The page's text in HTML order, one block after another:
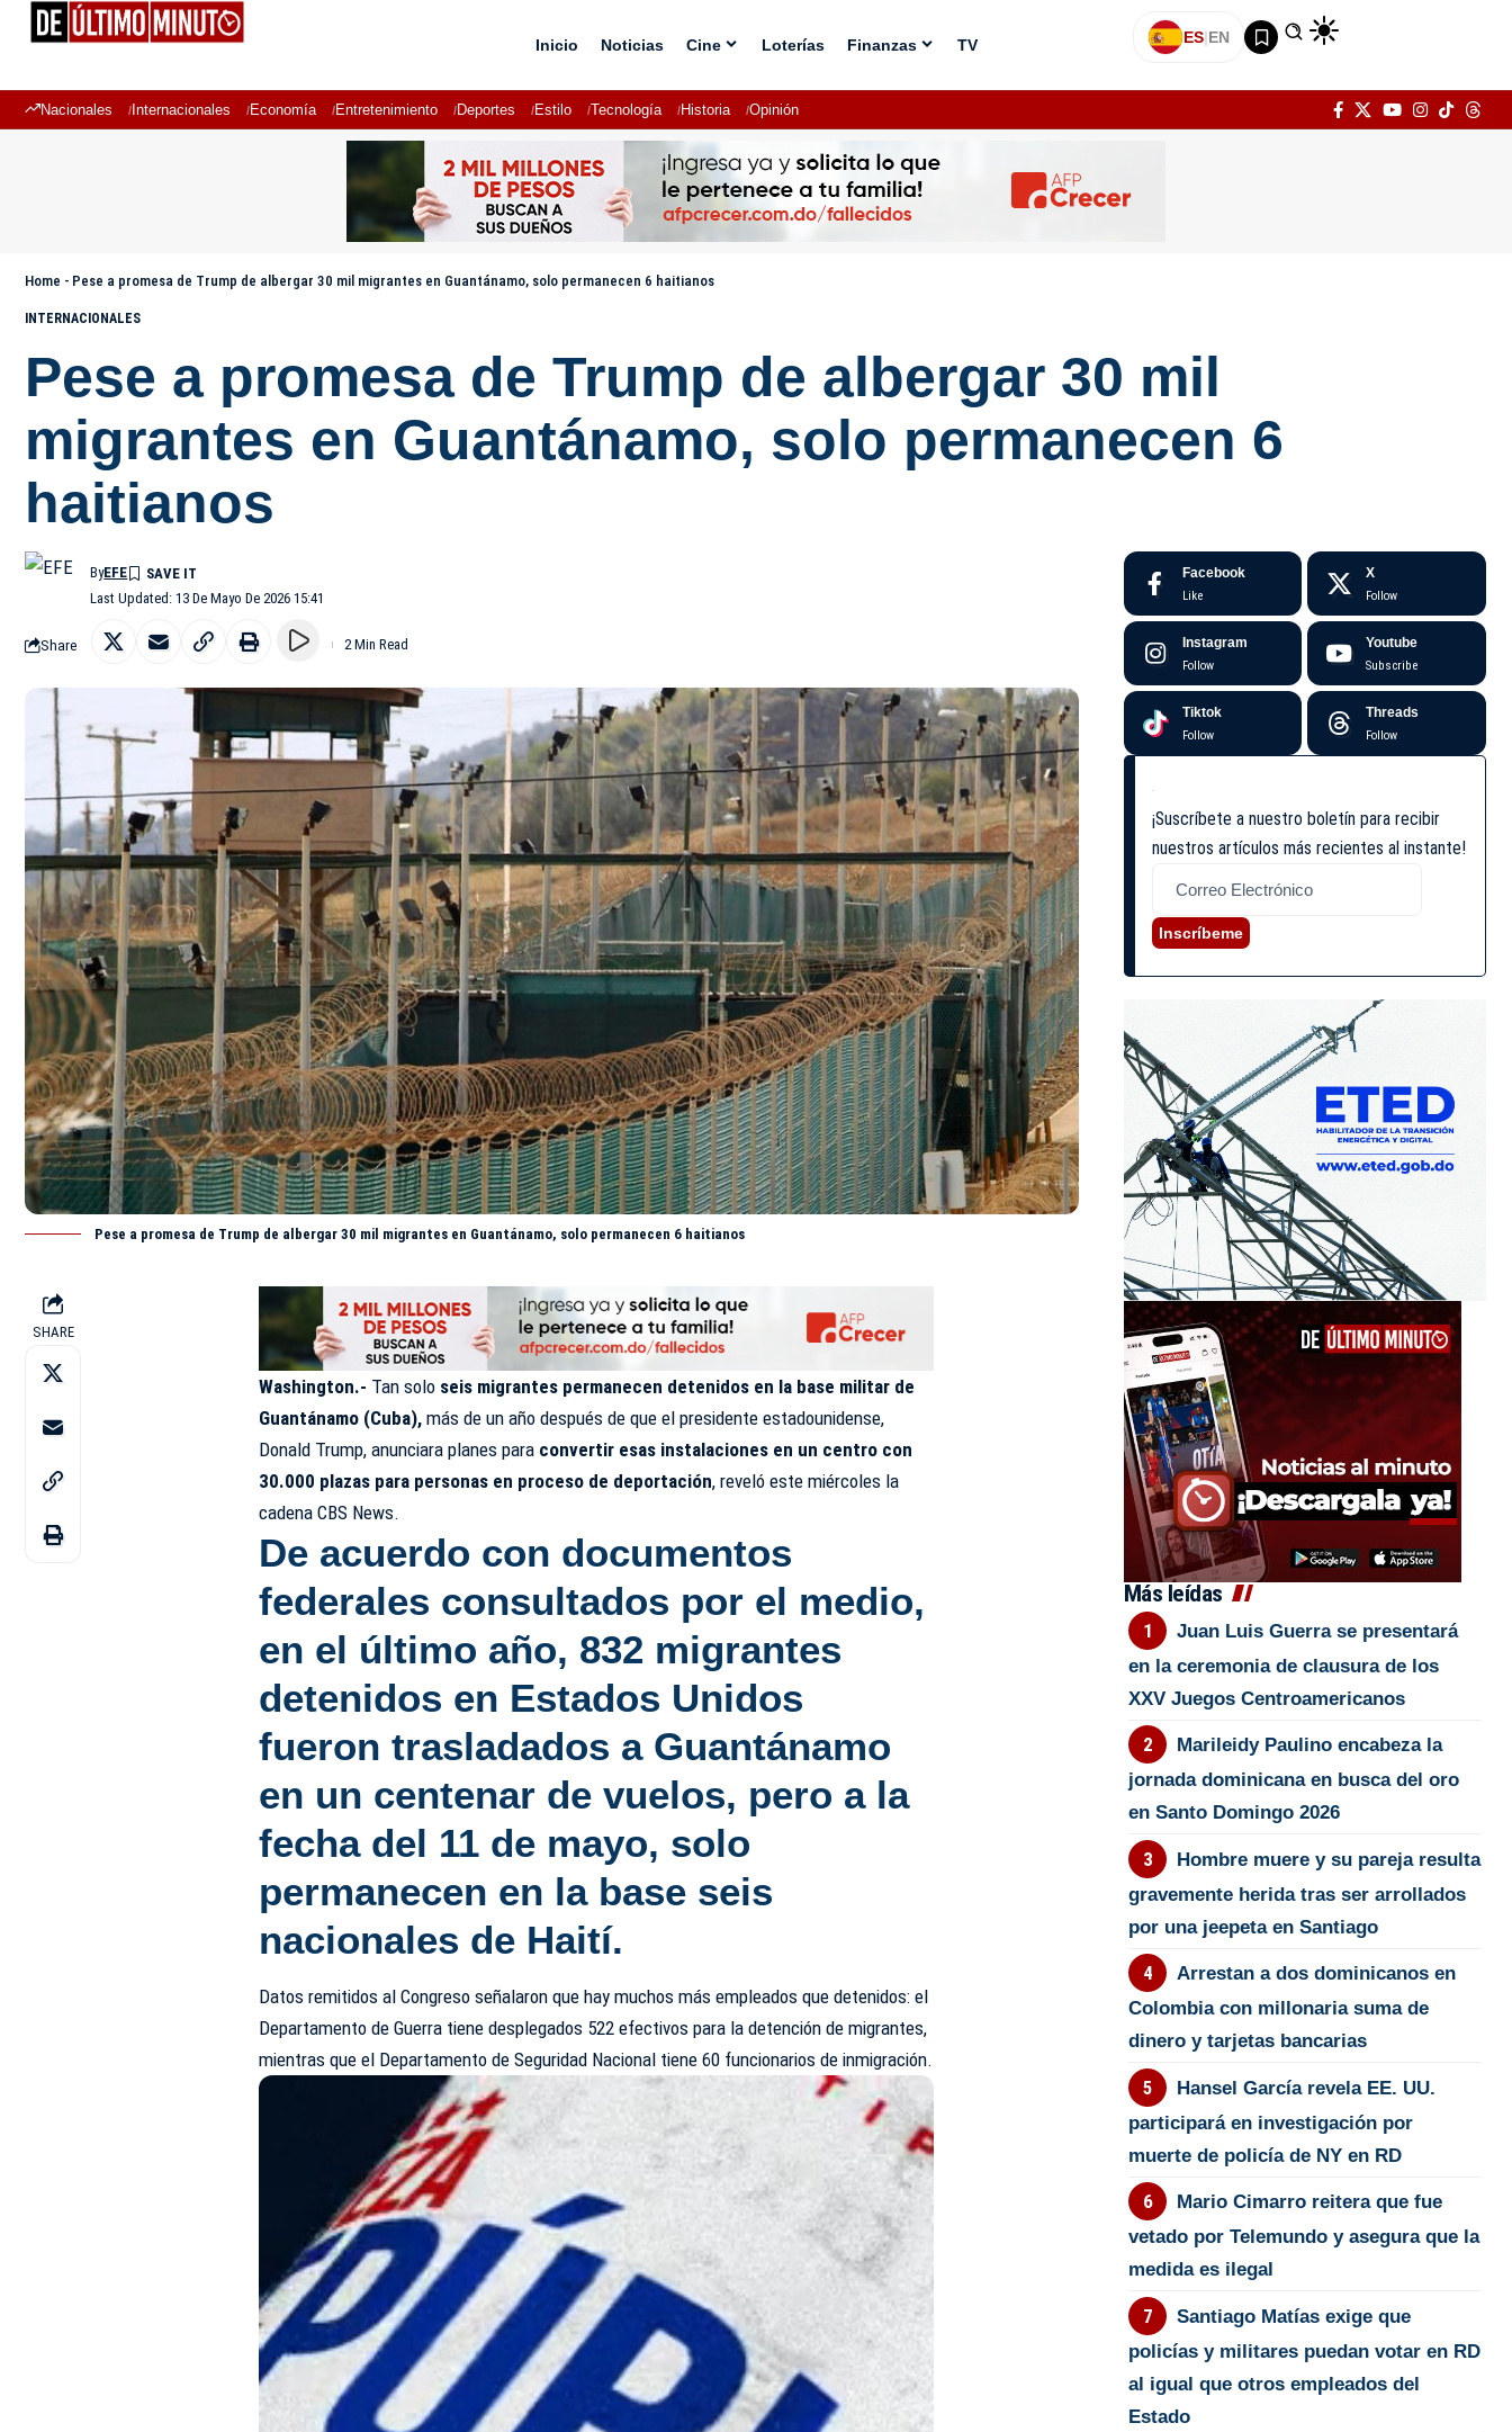
Inicio Noticias Cine Loterías Finanzas TV ES|EN
Nacionales Internacionales Economía Entretenimiento Deportes Estilo Tecnología Historia Opinión
Home - Pese a promesa de Trump de albergar 30 mil migrantes en Guantánamo, solo permanecen 6 haitianos
INTERNACIONALES
Pese a promesa de Trump de albergar 30 mil
migrantes en Guantánamo, solo permanecen 6
haitianos
Last Updated: 13 De Mayo De 2026 15:41
ByEFE
Share 2 Min Read
Pese a promesa de Trump de albergar 30 mil migrantes en Guantánamo, solo permanecen 6 haitianos
SHARE
Washington.- Tan solo seis migrantes permanecen detenidos en la base militar de
Guantánamo (Cuba), más de un año después de que el presidente estadounidense,
Donald Trump, anunciara planes para convertir esas instalaciones en un centro con
30.000 plazas para personas en proceso de deportación, reveló este miércoles la
cadena CBS News.
De acuerdo con documentos
federales consultados por el medio,
en el último año, 832 migrantes
detenidos en Estados Unidos
fueron trasladados a Guantánamo
en un centenar de vuelos, pero a la
fecha del 11 de mayo, solo
permanecen en la base seis
nacionales de Haití.
Datos remitidos al Congreso señalaron que hay muchos más empleados que detenidos: el
Departamento de Guerra tiene desplegados 522 efectivos para la detención de migrantes,
mientras que el Departamento de Seguridad Nacional tiene 60 funcionarios de inmigración.
Facebook
Like
X
Follow
Instagram
Follow
Youtube
Subscribe
Tiktok
Follow
Threads
Follow
¡Suscríbete a nuestro boletín para recibir
nuestros artículos más recientes al instante!
Inscríbeme
Más leídas
Juan Luis Guerra se presentará
en la ceremonia de clausura de los
XXV Juegos Centroamericanos
Marileidy Paulino encabeza la
jornada dominicana en busca del oro
en Santo Domingo 2026
Hombre muere y su pareja resulta
gravemente herida tras ser arrollados
por una jeepeta en Santiago
Arrestan a dos dominicanos en
Colombia con millonaria suma de
dinero y tarjetas bancarias
Hansel García revela EE. UU.
participará en investigación por
muerte de policía de NY en RD
Mario Cimarro reitera que fue
vetado por Telemundo y asegura que la
medida es ilegal
Santiago Matías exige que
policías y militares puedan votar en RD
al igual que otros empleados del
Estado